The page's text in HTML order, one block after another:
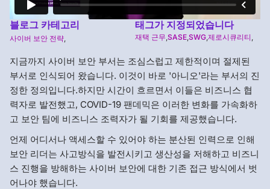
블로그 카테고리
사이버 보안 전략
태그가 지정되었습니다
재택 근무 SASE SWG 제로시큐리티
지금까지 사이버 보안 부서는 조심스럽고 제한적이며 절제된
부서로 인식되어 왔습니다. 이것이 바로 '아니오'라는 부서의 진
정한 정의입니다.하지만 시간이 흐르면서 이들은 비즈니스 협
력자로 발전했고, COVID-19 팬데믹은 이러한 변화를 가속화하
고 보안 팀에 비즈니스 조력자가 될 기회를 제공했습니다.
언제 어디서나 액세스할 수 있어야 하는 분산된 인력으로 인해
보안 리더는 사고방식을 발전시키고 생산성을 저해하고 비즈니
스 진행을 방해하는 사이버 보안에 대한 기존 접근 방식에서 벗
어나야 했습니다.